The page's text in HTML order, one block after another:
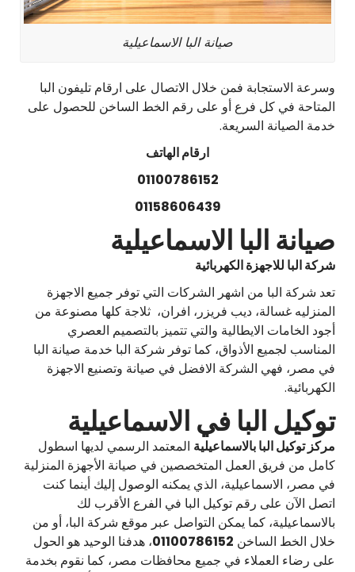
صيانة البا الاسماعيلية
وسرعة الاستجابة فمن خلال الاتصال على ارقام تليفون البا
المتاحة في كل فرع أو على رقم الخط الساخن للحصول على
خدمة الصيانة السريعة.
ارقام الهاتف
01100786152
01158606439
صيانة البا الاسماعيلية
شركة البا للاجهزة الكهربائية
تعد شركة البا من اشهر الشركات التي توفر جميع الاجهزة
المنزليه غسالة، ديب فريزر، افران، ثلاجة كلها مصنوعة من
أجود الخامات الايطالية والتي تتميز بالتصميم العصري
المناسب لجميع الأذواق، كما توفر شركة البا خدمة صيانة البا
في مصر، فهي الشركة الافضل في صيانة وتصنيع الاجهزة
الكهربائية.
توكيل البا في الاسماعيلية
مركز توكيل البا بالاسماعيليةالمعتمد الرسمي لديها اسطول
كامل من فريق العمل المتخصصين في صيانة الأجهزة المنزلية
في مصر، الاسماعيلية، الذي يمكنه الوصول إليك أينما كنت
اتصل الآن على رقم توكيل البا في الفرع الأقرب لك
بالاسماعيلية، كما يمكن التواصل عبر موقع شركة البا، أو من
خلال الخط الساخن 01100786152، هدفنا الوحيد هو الحول
على رضاء العملاء في جميع محافظات مصر، كما نقوم بخدمة